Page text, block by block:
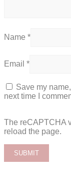
Name *
Email *
Save my
next time I
The reCAPTCHA
reload the page.